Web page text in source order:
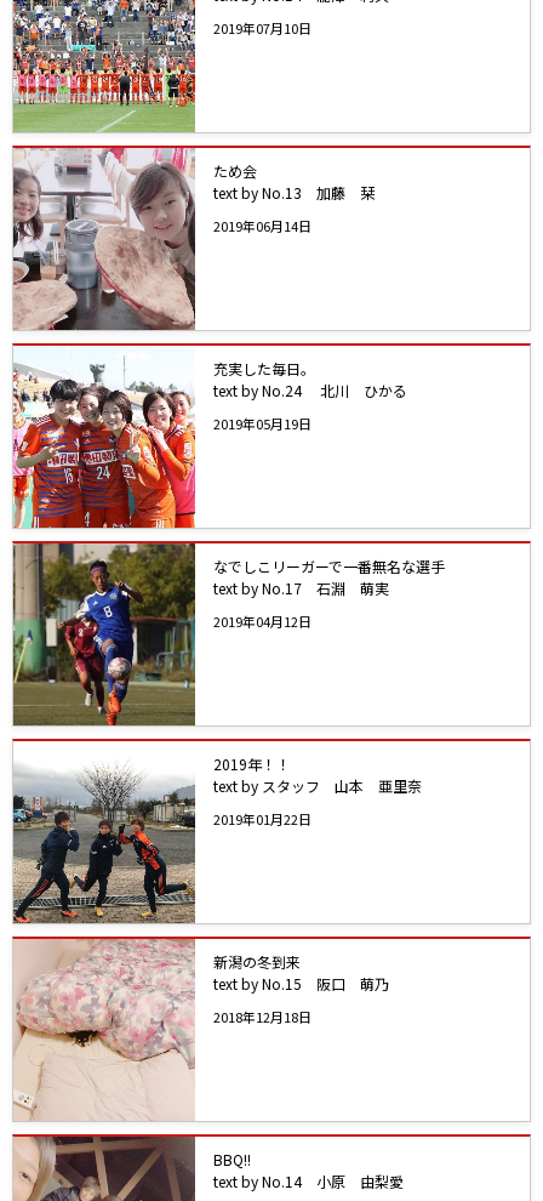
2019年07月10日
ため会
text by No.13 加藤 栞
2019年06月14日
充実した毎日。
text by No.24 北川 ひかる
2019年05月19日
なでしこリーガーで一番無名な選手
text by No.17 石淵 萌実
2019年04月12日
2019年！！
text by スタッフ 山本 亜里奈
2019年01月22日
新潟の冬到来
text by No.15 阪口 萌乃
2018年12月18日
BBQ!!
text by No.14 小原 由梨愛